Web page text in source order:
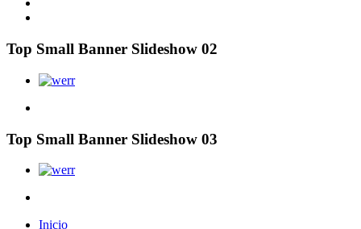
Top Small Banner Slideshow 02
Top Small Banner Slideshow 03
Inicio